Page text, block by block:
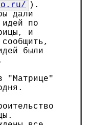
).
дали
идей по
и
были
"Матрице"